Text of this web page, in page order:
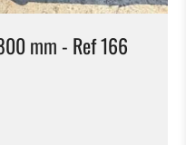
mm - Ref 166